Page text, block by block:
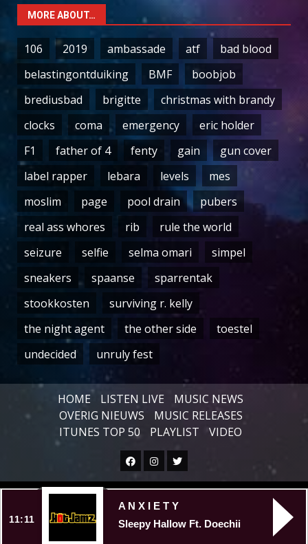
MORE ABOUT…
106 2019 ambassade atf
bad blood
belastingontduiking
BMF
boobjob
brediusbad
brigitte
christmas with brandy
clocks
coma emergency
eric holder
F1
father of 4 fenty gain
gun cover
label rapper
lebara levels
mes
moslim
page pool drain
pubers
real ass whores
rib
rule the world
seizure
selfie selma omari
simpel
sneakers
spaanse
sparrentak
stookkosten
surviving r. kelly
the night agent
the other side
toestel
undecided
unruly fest
HOME LISTEN LIVE
MUSIC NEWS
OVERIG NIEUWS
MUSIC RELEASES
ITUNES TOP 50
PLAYLIST VIDEO
Facebook
Instagram
Twitter
Copyright © All rights reserved.
11:11
A N X I E T Y
Sleepy Hallow Ft. Doechii